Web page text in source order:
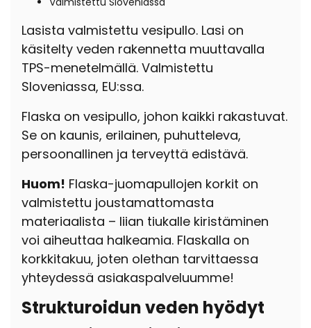
Lasista valmistettu vesipullo. Lasi on
käsitelty veden rakennetta muuttavalla
TPS-menetelmällä. Valmistettu
Sloveniassa, EU:ssa.
Flaska on vesipullo, johon kaikki rakastuvat.
Se on kaunis, erilainen, puhutteleva,
persoonallinen ja terveyttä edistävä.
Huom! Flaska-juomapullojen korkit on
valmistettu joustamattomasta
materiaalista – liian tiukalle kiristäminen
voi aiheuttaa halkeamia. Flaskalla on
korkkitakuu, joten olethan tarvittaessa
yhteydessä asiakaspalveluumme!
Strukturoidun veden hyödyt